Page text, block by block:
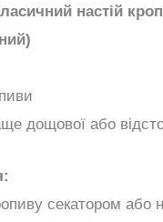
настій
дощової або
секатором або